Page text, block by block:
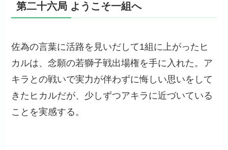
第二十六局 ようこそ一組へ
佐為の言葉に活路を見いだして1組に上がったヒ
カルは、念願の若獅子戦出場権を手に入れた。ア
キラとの戦いで実力が伴わずに悔しい思いをして
きたヒカルだが、少しずつアキラに近づいている
ことを実感する。